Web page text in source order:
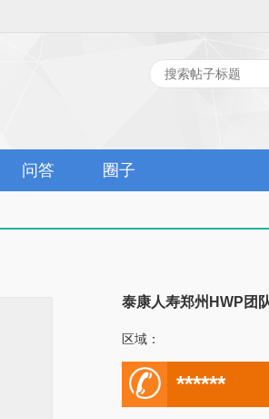
问答 圈子
泰康人寿郑州HWP团
区域：
电
******